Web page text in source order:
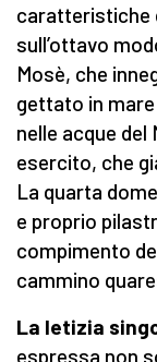
caratteristiche
sull’ottavo
Mosè, che
gettato in
nelle acque
esercito, che
La quarta
e proprio
compimento
cammino
La letizia
espressa non